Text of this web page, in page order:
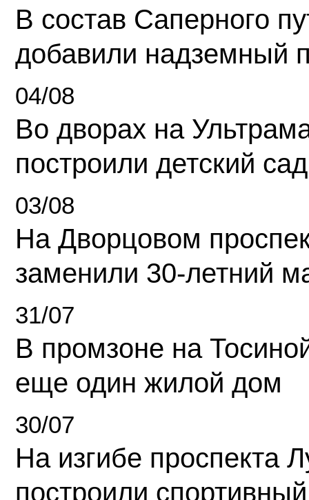
В состав Саперного
добавили надземный
04/08
Во дворах на
построили детский сад
03/08
На Дворцовом
заменили 30-летний
31/07
В промзоне на
еще один жилой дом
30/07
На изгибе проспекта
построили